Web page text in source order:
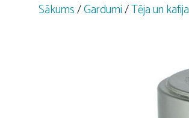
Sākums/Gardumi/Tēja un kafija